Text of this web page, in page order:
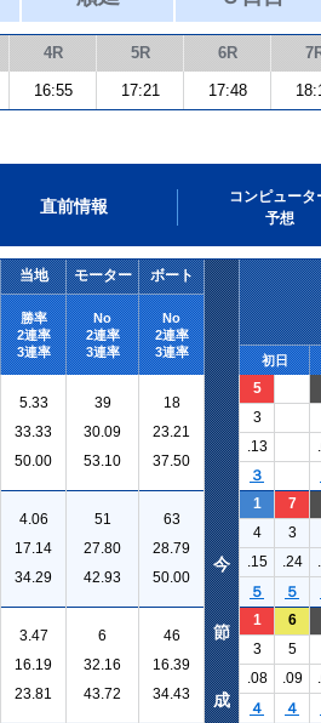
4R 5R 6R
16:55 17:21 17:48
直前情報
コンピュータ
予想
当地 モーター ボート
勝率
2連率
3連率
No
2連率
3連率
No
2連率
3連率
初日
5.33
33.33
50.00
39
30.09
53.10
18
23.21
37.50
5
3
.13
３
4.06
17.14
34.29
51
27.80
42.93
63
28.79
50.00
1 7
4
3
.15
.24
５
５
3.47
16.19
23.81
6
32.16
43.72
46
16.39
34.43
1 6
3
5
.08
.09
４
４
今
節
成